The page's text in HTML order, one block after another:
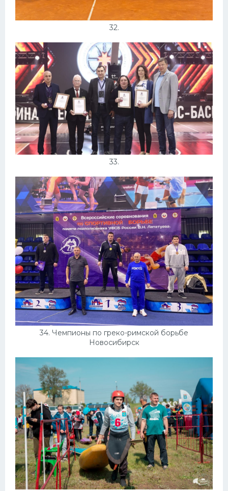
32.
33.
34. Чемпионы по греко-римской борьбе
Новосибирск